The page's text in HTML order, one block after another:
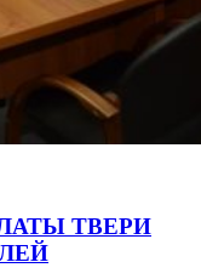
ТВЕРИ